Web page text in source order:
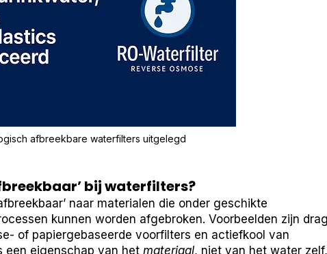
afbreekbare waterfilters uitgelegd
bij waterfilters?
naar materialen die onder geschikte
kunnen worden afgebroken. Voorbeelden zijn
of papiergebaseerde voorfilters en actiefkool van
een eigenschap van het materiaal, niet van het water